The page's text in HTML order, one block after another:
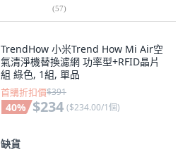
(57)
TrendHow 小米Trend How Mi Air空
氣清淨機替換濾網 功率型+RFID晶片
組 綠色, 1組, 單品
首購折扣價$391
40% $234 ($234.00/1個)
缺貨